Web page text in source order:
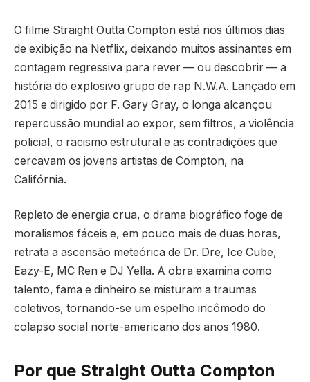
O filme Straight Outta Compton está nos últimos dias
de exibição na Netflix, deixando muitos assinantes em
contagem regressiva para rever — ou descobrir — a
história do explosivo grupo de rap N.W.A. Lançado em
2015 e dirigido por F. Gary Gray, o longa alcançou
repercussão mundial ao expor, sem filtros, a violência
policial, o racismo estrutural e as contradições que
cercavam os jovens artistas de Compton, na
Califórnia.
Repleto de energia crua, o drama biográfico foge de
moralismos fáceis e, em pouco mais de duas horas,
retrata a ascensão meteórica de Dr. Dre, Ice Cube,
Eazy-E, MC Ren e DJ Yella. A obra examina como
talento, fama e dinheiro se misturam a traumas
coletivos, tornando-se um espelho incômodo do
colapso social norte-americano dos anos 1980.
Por que Straight Outta Compton